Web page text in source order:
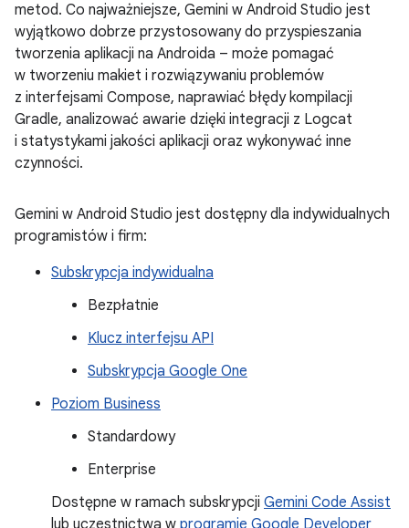
metod. Co najważniejsze, Gemini w Android Studio jest
wyjątkowo dobrze przystosowany do przyspieszania
tworzenia aplikacji na Androida – może pomagać
w tworzeniu makiet i rozwiązywaniu problemów
z interfejsami Compose, naprawiać błędy kompilacji
Gradle, analizować awarie dzięki integracji z Logcat
i statystykami jakości aplikacji oraz wykonywać inne
czynności.
Gemini w Android Studio jest dostępny dla indywidualnych
programistów i firm:
Subskrypcja indywidualna
Bezpłatnie
Klucz interfejsu API
Subskrypcja Google One
Poziom Business
Standardowy
Enterprise
Dostępne w ramach subskrypcji Gemini Code Assist
lub uczestnictwa w programie Google Developer